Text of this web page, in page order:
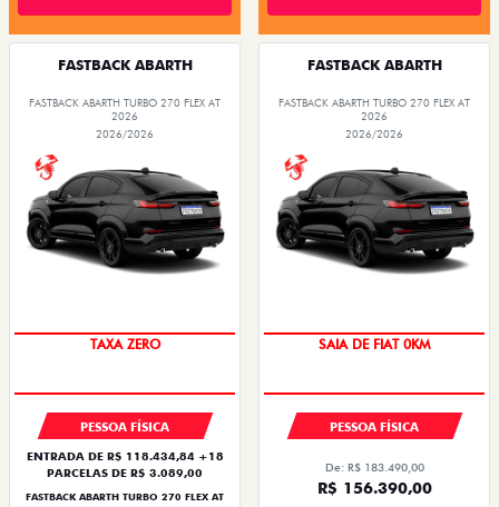
FASTBACK ABARTH
FASTBACK ABARTH TURBO 270 FLEX AT
2026
2026/2026
TAXA ZERO
PESSOA FÍSICA
ENTRADA DE R$ 118.434,84 +18
PARCELAS DE R$ 3.089,00
FASTBACK ABARTH TURBO 270 FLEX AT
FASTBACK ABARTH
FASTBACK ABARTH TURBO 270 FLEX AT
2026
2026/2026
SAIA DE FIAT 0KM
PESSOA FÍSICA
De: R$ 183.490,00
R$ 156.390,00